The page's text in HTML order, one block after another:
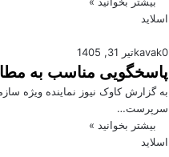
اسلاید
kavakتیر 31, 1405 0
پاسخگویی مناسب به
به گزارش کاوک نیوز نماینده ویژه
سرپرست…
بیشتر بخوانید »
اسلاید